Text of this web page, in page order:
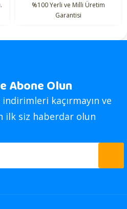
%100 Yerli ve Milli Üretim
Garantisi
Abone Olun
kaçırmayın ve
ilk siz haberdar olun